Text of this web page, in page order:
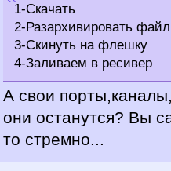
1-Скачать
2-Разархивировать файл
3-Скинуть на флешку
4-Заливаем в ресивер
А свои
они останутся? Вы
то стремно...